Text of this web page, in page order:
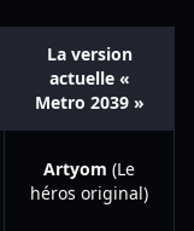
La version
actuelle «
Metro 2039 »
Artyom (Le
héros original)